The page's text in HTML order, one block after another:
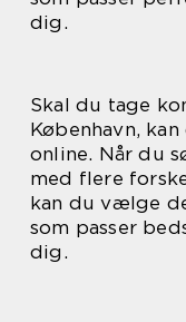
dig.
Skal du tage
København,
online. Når du
med flere
kan du vælge
som passer
dig.